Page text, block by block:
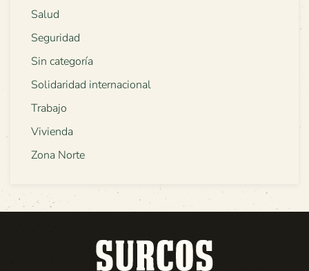
Salud
Seguridad
Sin categoría
Solidaridad internacional
Trabajo
Vivienda
Zona Norte